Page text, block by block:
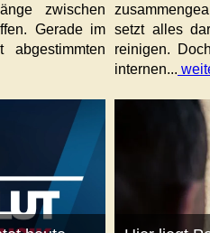
zwischen
Gerade im setzt alles
reinigen.
internen...